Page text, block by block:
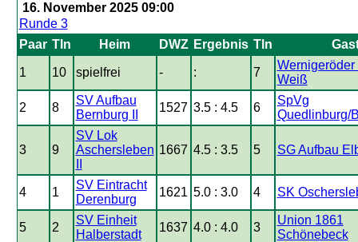
16. November 2025 09:00
Runde 3
Paar Tln Heim DWZ Ergebnis Tln
1 10 spielfrei - : 7
Wernigeröder
Weiß
2 8
SV Aufbau
Bernburg II
1527 3.5 : 4.5 6
SpVg
Quedlinburg/
3 9
SV Lok
Aschersleben 1667 4.5 : 3.5 5 SG Aufbau
4 1
SV Eintracht
Derenburg
1621 5.0 : 3.0 4 SK
5 2
SV Einheit
Halberstadt
1637 4.0 : 4.0 3
Union 1861
Schönebeck